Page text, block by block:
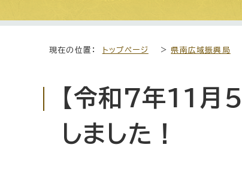
現在の位置： トップページ > 県南広域振興局
【令和7年11月
しました！